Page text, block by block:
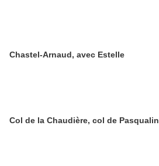
Chastel-Arnaud, avec Estelle
Col de la Chaudière, col de Pasqualin